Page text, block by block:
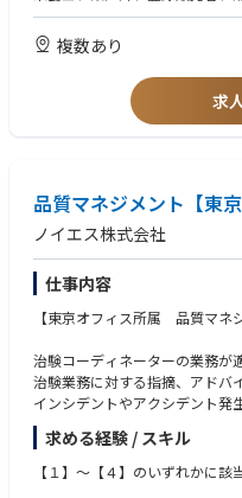
・上記に関わる事務作業及び原
業務全般の支援をご担当して頂
複数あり
求
品質マネジメント【東京
ノイエス株式会社
仕事内容
【東京オフィス所属 品質マネ
治験コーディネーターの業務が
治験業務に対する指摘、アドバイ
インシデントやアクシデント発
より良い業務のためのマニュア
す。
この品質管理業務のため、全国
求める経験 / スキル
【１】〜【４】のいずれかに